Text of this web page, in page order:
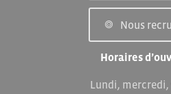
Nous
Horaires
Lundi, mercredi,